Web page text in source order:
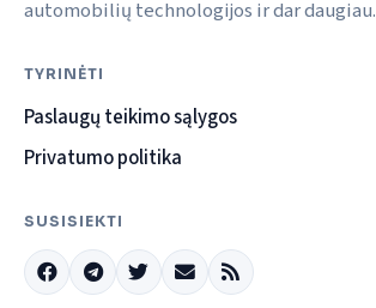
automobilių technologijos ir dar daugiau.
TYRINĖTI
Paslaugų teikimo sąlygos
Privatumo politika
SUSISIEKTI